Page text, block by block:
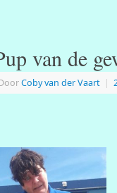
van de
Coby van der Vaart |